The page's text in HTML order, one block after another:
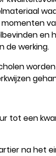
en
de werking.
tot een
na het